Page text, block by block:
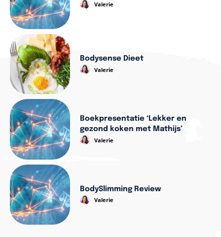
Valerie
Bodysense Dieet
Valerie
Boekpresentatie ‘Lekker en
gezond koken met Mathijs’
Valerie
BodySlimming Review
Valerie